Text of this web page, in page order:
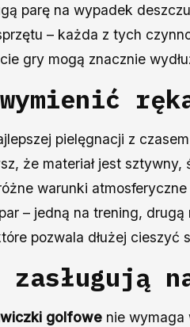
parę na wypadek
– każda z tych
gry mogą znacznie
pielęgnacji z
że materiał jest
warunki
– jedną na trening,
pozwala dłużej
zasługują
golfowe nie wymaga